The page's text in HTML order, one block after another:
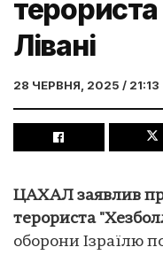
Лівані
28 ЧЕРВНЯ, 2025 / 21:13
ЦАХАЛ заявлив
терориста
оборони Ізраїлю